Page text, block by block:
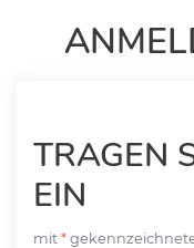
TRAGEN
EIN
mit